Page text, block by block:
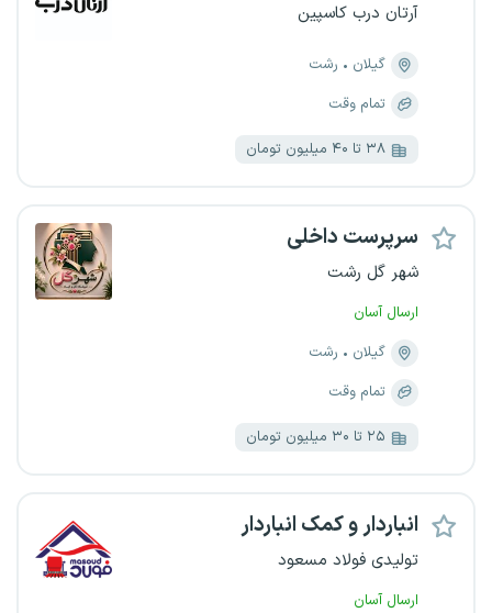
آرتان درب کاسپین
گیلان
رشت
تمام وقت
۳۸ تا ۴۰ میلیون تومان
سرپرست داخلی
شهر گل رشت
ارسال آسان
گیلان
رشت
تمام وقت
۲۵ تا ۳۰ میلیون تومان
انباردار و کمک انباردار
تولیدی فولاد مسعود
ارسال آسان